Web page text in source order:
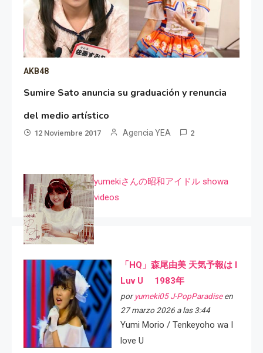
AKB48
Sumire Sato anuncia su graduación y renuncia
del medio artístico
12 Noviembre 2017 Agencia YEA 2
yumekiさんの昭和アイドル showa
videos
「HQ」森尾由美 天気予報は I
Luv U 1983年
por yumeki05 J-PopParadiseen
27 marzo 2026 a las 3:44
Yumi Morio / Tenkeyoho wa I
love U